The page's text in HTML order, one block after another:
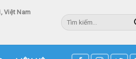
Việt Nam
Tìm
kiếm: